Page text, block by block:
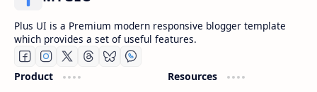
Plus UI is a Premium modern responsive blogger template
which provides a set of useful features.
Product
Resources